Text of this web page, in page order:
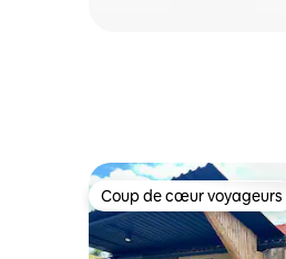
Coup de cœur voyageurs
Coup de cœur voyageurs